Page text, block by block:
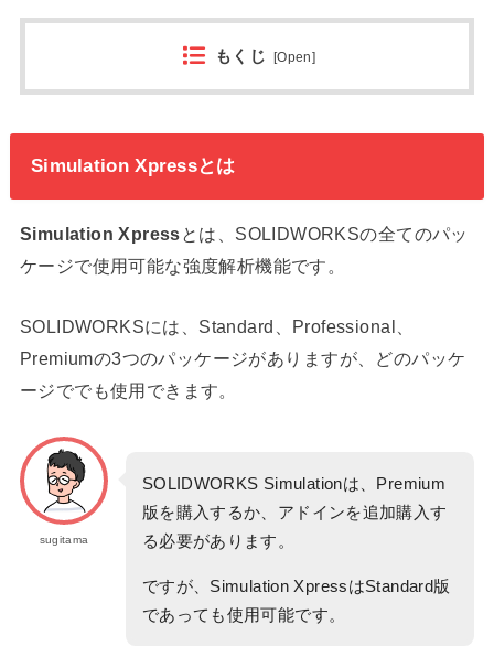
もくじ [Open]
Simulation Xpressとは
Simulation Xpressとは、SOLIDWORKSの全てのパッ
ケージで使用可能な強度解析機能です。
SOLIDWORKSには、Standard、Professional、
Premiumの3つのパッケージがありますが、どのパッケ
ージででも使用できます。
sugitama
SOLIDWORKS Simulationは、Premium
版を購入するか、アドインを追加購入す
る必要があります。
ですが、Simulation XpressはStandard版
であっても使用可能です。